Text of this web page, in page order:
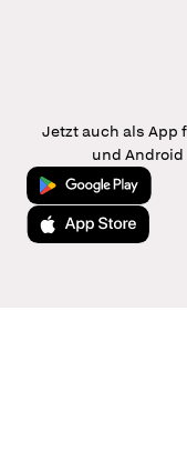
Jetzt auch als App
und Android
Jetzt bei Google Play
Laden im App Store